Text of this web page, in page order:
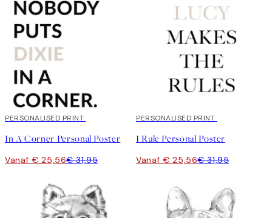
20%*
PERSONALISED PRINT
In A Corner Personal Poster
Vanaf € 25,56€ 31,95
20%*
PERSONALISED PRINT
I Rule Personal Poster
Vanaf € 25,56€ 31,95